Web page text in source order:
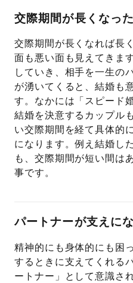
交際期間が長くなっ
交際期間が長くなれば長
面も悪い面も見えてきま
していき、相手を一生の
が湧いてくると、結婚も
す。なかには「スピード
結婚を決意するカップル
い交際期間を経て具体的
になります。例え結婚し
も、交際期間が短い間は
事です。
パートナーが支えに
精神的にも身体的にも困
するときに支えてくれる
ートナー」として意識さ